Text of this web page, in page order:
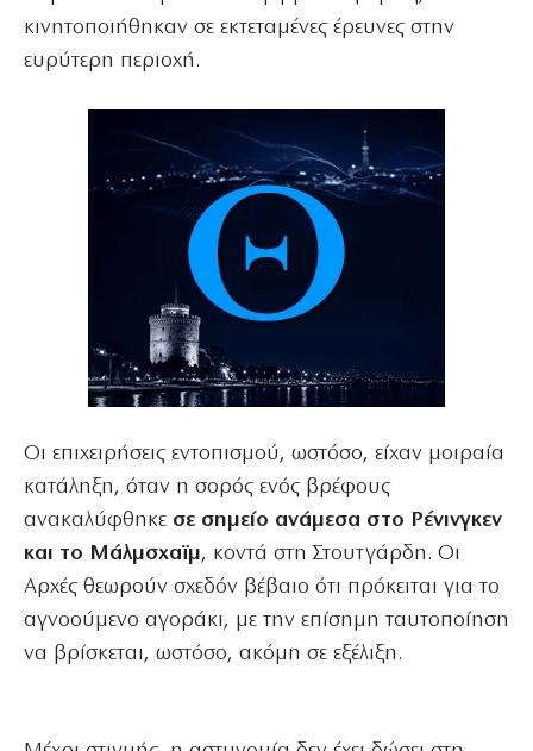
κινητοποιήθηκαν σε εκτεταμένες έρευνες στην
ευρύτερη περιοχή.
Οι επιχειρήσεις εντοπισμού, ωστόσο, είχαν μοιραία
κατάληξη, όταν η σορός ενός βρέφους
ανακαλύφθηκε σε σημείο ανάμεσα στο Ρένινγκεν
και το Μάλμσχαϊμ, κοντά στη Στουτγάρδη. Οι
Αρχές θεωρούν σχεδόν βέβαιο ότι πρόκειται για το
αγνοούμενο αγοράκι, με την επίσημη ταυτοποίηση
να βρίσκεται, ωστόσο, ακόμη σε εξέλιξη.